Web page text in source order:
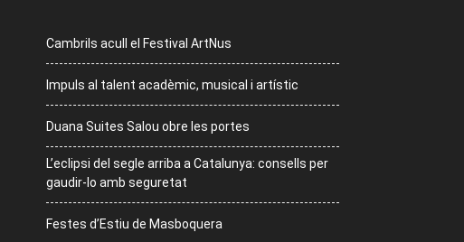
Cambrils acull el Festival ArtNus
Impuls al talent acadèmic, musical i artístic
Duana Suites Salou obre les portes
L’eclipsi del segle arriba a Catalunya: consells per
gaudir-lo amb seguretat
Festes d’Estiu de Masboquera